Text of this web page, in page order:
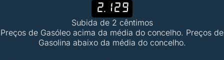
2.129
Subida de 2 cêntimos
Preços de Gasóleo acima da média do concelho. Preços de
Gasolina abaixo da média do concelho.